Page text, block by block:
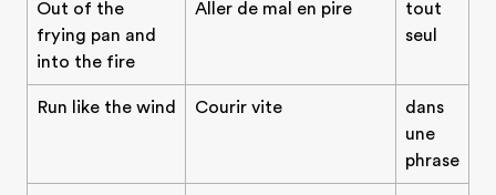
Out of the
frying pan and
into the fire
Aller de mal en pire
tout
seul
Run like the wind Courir vite
dans
une
phrase